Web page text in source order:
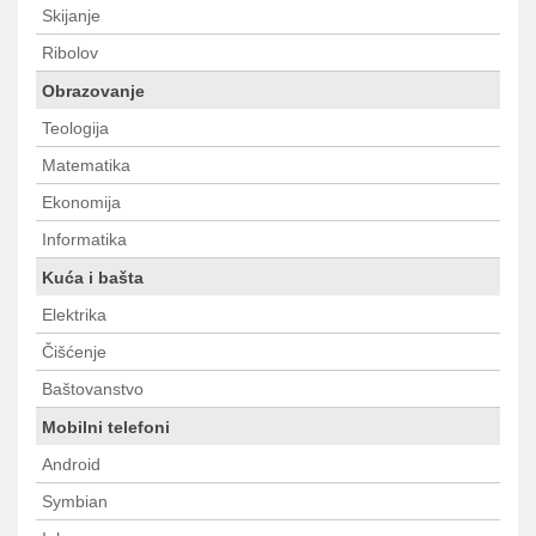
Skijanje
Ribolov
Obrazovanje
Teologija
Matematika
Ekonomija
Informatika
Kuća i bašta
Elektrika
Čišćenje
Baštovanstvo
Mobilni telefoni
Android
Symbian